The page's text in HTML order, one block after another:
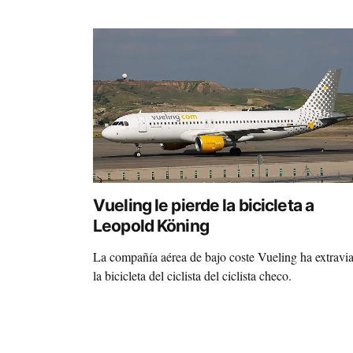
Vueling le pierde la bicicleta a
Leopold Köning
La compañía aérea de bajo coste Vueling ha
la bicicleta del ciclista del ciclista checo.